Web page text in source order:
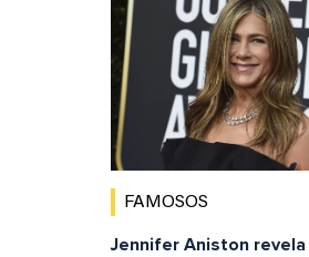
FAMOSOS
Jennifer Aniston